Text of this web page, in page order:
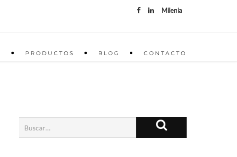
Milenia
PRODUCTOS BLOG CONTACTO